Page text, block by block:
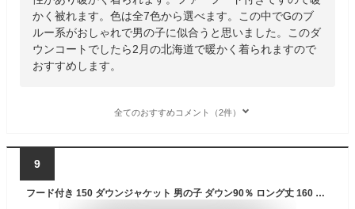
かく被れます。色は全7色から選べます。この中でGのブ
ルー系がおしゃれで男の子に似合うと思いました。このダ
ウンコートでしたら2月の北海道で暖かく着られますので
おすすめします。
全てのおすすめコメント（2件）
9
フード付き 150 ダウンジャケット 男の子 ダウン90％ ロング丈 160 子供服 キッズジャケット 保温 子供服 防寒 ロングダウンコート 女の子 100 110 あったか 130 140 120 女の子 170 ダウンコート 秋冬 ジュニア キッズ アウター 冬服 通園 ジャケット